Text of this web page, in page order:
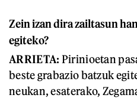
Zein izan dira zailtasun
egiteko?
ARRIETA: Pirinioetan
beste grabazio batzuk
neukan, esaterako,